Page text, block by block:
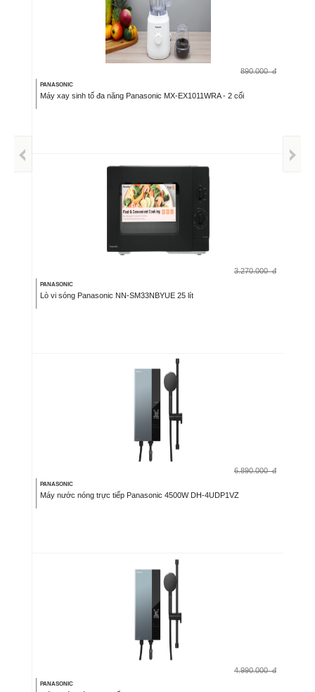
890.000 đ
PANASONIC
Máy xay sinh tố đa năng Panasonic MX-EX1011WRA - 2 cối
3.270.000 đ
PANASONIC
Lò vi sóng Panasonic NN-SM33NBYUE 25 lít
6.890.000 đ
PANASONIC
Máy nước nóng trực tiếp Panasonic 4500W DH-4UDP1VZ
4.990.000 đ
PANASONIC